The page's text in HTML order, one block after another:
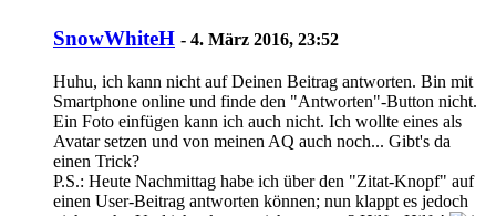
SnowWhiteH - 4. März 2016, 23:52
Huhu, ich kann nicht auf Deinen Beitrag antworten. Bin mit
Smartphone online und finde den "Antworten"-Button nicht.
Ein Foto einfügen kann ich auch nicht. Ich wollte eines als
Avatar setzen und von meinen AQ auch noch... Gibt's da
einen Trick?
P.S.: Heute Nachmittag habe ich über den "Zitat-Knopf" auf
einen User-Beitrag antworten können; nun klappt es jedoch